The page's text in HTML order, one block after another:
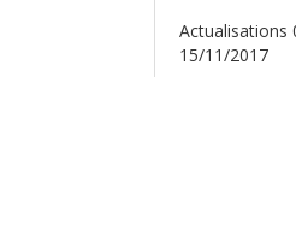
Actualisations
15/11/2017